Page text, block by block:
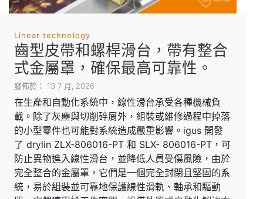
Linear technology
齒型皮帶和螺桿滑台，帶有整合
式金屬罩，確保最高可靠性。
發佈於： 13 7 月, 2026
在生產和自動化系統中，線性滑台承受各種機械負
載。除了灰塵與切削碎屑外，組裝或維修過程中掉落
的小型零件也可能對系統造成嚴重影響。igus 開發
了 drylin ZLX-806016-PT 和 SLX- 806016-PT，可
防止異物進入線性滑台，並降低人員受傷風險，由於
完全整合的金屬罩，它們是一個完全封閉且堅固的系
統，易於組裝並可靠地保護線性滑軌、軸承和驅動